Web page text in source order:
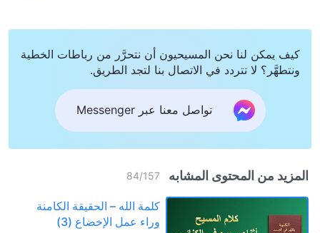
كيف يمكن لنا نحن المسيحيون أن نتحرَّر من رباطات الخطية
ونتطهَّر؟ لا تتردد في الاتصال بنا لتجد الطريق.
تواصل معنا عبر Messenger
المزيد من المحتوى المشابه 84/157
كلمة الله – الحقيقة الكامنة
وراء عمل الإخضاع (3)